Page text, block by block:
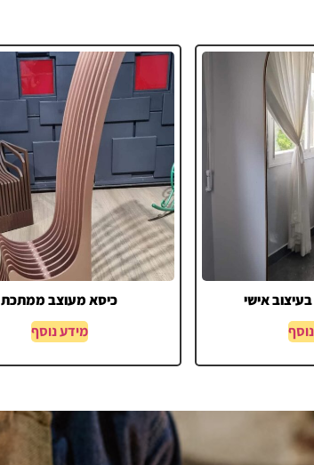
אישי
כיסא מעוצב ממתכת
מידע נוסף